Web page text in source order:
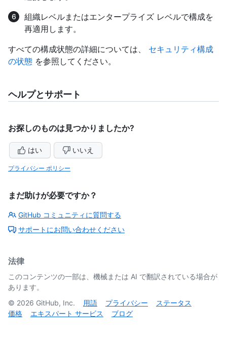
組織レベルまたはエンタープライズ レベルで構成を
再適用します。
すべての構成状態の詳細については、 セキュリティ構成
の状態 を参照してください。
ヘルプとサポート
お探しのものは見つかりましたか?
はい いいえ
プライバシー ポリシー
まだ助けが必要ですか？
GitHub コミュニティに質問する
サポートにお問い合わせください
法律
このコンテンツの一部は、機械または AI で翻訳されている場合が
あります。
© 2026 GitHub, Inc. 用語 プライバシー
ステータス
価格
エキスパート サービス ブログ